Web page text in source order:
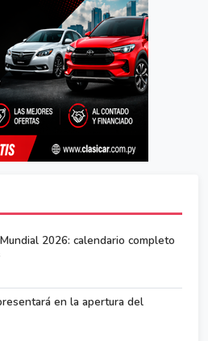
2026: calendario completo
en la apertura del